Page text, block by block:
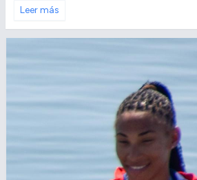
Leer más